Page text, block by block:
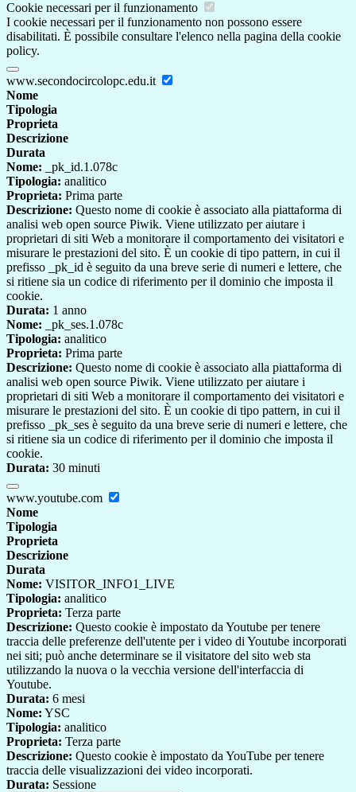
Cookie necessari per il funzionamento
I cookie necessari per il funzionamento non possono essere
disabilitati. È possibile consultare l'elenco nella pagina della cookie
policy.
www.secondocircolopc.edu.it
Nome
Tipologia
Proprieta
Descrizione
Durata
Nome: _pk_id.1.078c
Tipologia: analitico
Proprieta: Prima parte
Descrizione: Questo nome di cookie è associato alla piattaforma di
analisi web open source Piwik. Viene utilizzato per aiutare i
proprietari di siti Web a monitorare il comportamento dei visitatori e
misurare le prestazioni del sito. È un cookie di tipo pattern, in cui il
prefisso _pk_id è seguito da una breve serie di numeri e lettere, che
si ritiene sia un codice di riferimento per il dominio che imposta il
cookie.
Durata: 1 anno
Nome: _pk_ses.1.078c
Tipologia: analitico
Proprieta: Prima parte
Descrizione: Questo nome di cookie è associato alla piattaforma di
analisi web open source Piwik. Viene utilizzato per aiutare i
proprietari di siti Web a monitorare il comportamento dei visitatori e
misurare le prestazioni del sito. È un cookie di tipo pattern, in cui il
prefisso _pk_ses è seguito da una breve serie di numeri e lettere, che
si ritiene sia un codice di riferimento per il dominio che imposta il
cookie.
Durata: 30 minuti
www.youtube.com
Nome
Tipologia
Proprieta
Descrizione
Durata
Nome: VISITOR_INFO1_LIVE
Tipologia: analitico
Proprieta: Terza parte
Descrizione: Questo cookie è impostato da Youtube per tenere
traccia delle preferenze dell'utente per i video di Youtube incorporati
nei siti; può anche determinare se il visitatore del sito web sta
utilizzando la nuova o la vecchia versione dell'interfaccia di
Youtube.
Durata: 6 mesi
Nome: YSC
Tipologia: analitico
Proprieta: Terza parte
Descrizione: Questo cookie è impostato da YouTube per tenere
traccia delle visualizzazioni dei video incorporati.
Durata: Sessione